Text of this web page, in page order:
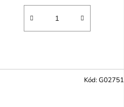
Kód:G02751